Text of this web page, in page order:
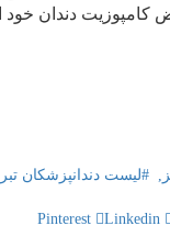
کامپوزیت دندان خود
لیست دندانپزشکان